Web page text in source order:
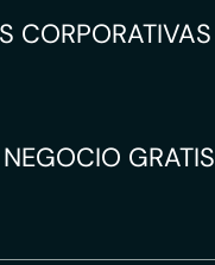
CORPORATIVAS
GRATIS